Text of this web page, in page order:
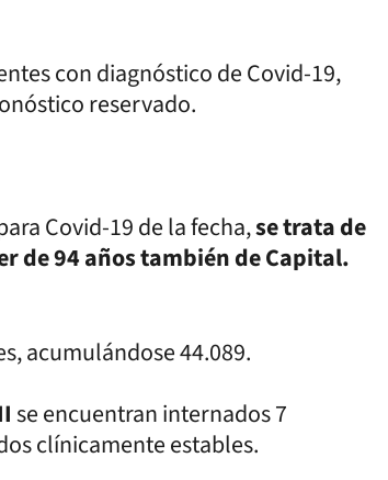
con diagnóstico de Covid-19,
reservado.
Covid-19 de la fecha,se trata de
de 94 años también de Capital.
acumulándose 44.089.
se encuentran internados 7
clínicamente estables.